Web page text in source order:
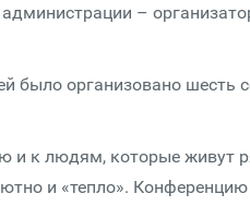
–
было организовано шесть
и к людям, которые живут
и «тепло».